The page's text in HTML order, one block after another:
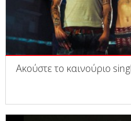
Ακούστε το καινούριο